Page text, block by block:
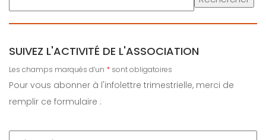
SUIVEZ L'ACTIVITÉ DE L'ASSOCIATION
Les champs marqués d’un * sont obligatoires
Pour vous abonner à l'infolettre trimestrielle, merci de
remplir ce formulaire :